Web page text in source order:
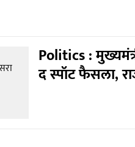
Politics :
द स्पॉट फैसला,